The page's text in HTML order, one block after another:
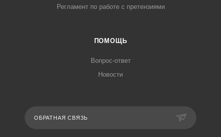
Регламент по работе с претензиями
ПОМОЩЬ
Вопрос-ответ
Новости
ОБРАТНАЯ СВЯЗЬ